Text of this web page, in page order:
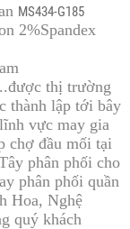
MS434-G185
2%Spandex
thị trường
thành lập tới bây
vực may gia
chợ đầu mối tại
phân phối cho
phân phối quần
Hoa, Nghệ
quý khách